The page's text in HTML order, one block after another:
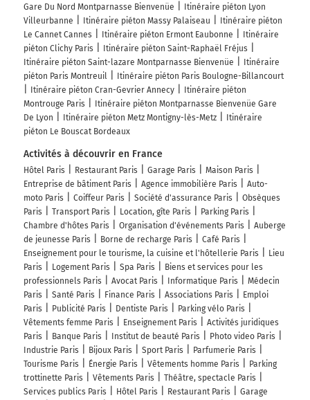
Gare Du Nord Montparnasse Bienvenüe
Itinéraire piéton Lyon
Villeurbanne
Itinéraire piéton Massy Palaiseau
Itinéraire piéton
Le Cannet Cannes
Itinéraire piéton Ermont Eaubonne
Itinéraire
piéton Clichy Paris
Itinéraire piéton Saint-Raphaël Fréjus
Itinéraire piéton Saint-lazare Montparnasse Bienvenüe
Itinéraire
piéton Paris Montreuil
Itinéraire piéton Paris Boulogne-Billancourt
Itinéraire piéton Cran-Gevrier Annecy
Itinéraire piéton
Montrouge Paris
Itinéraire piéton Montparnasse Bienvenüe Gare
De Lyon
Itinéraire piéton Metz Montigny-lès-Metz
Itinéraire
piéton Le Bouscat Bordeaux
Activités à découvrir en France
Hôtel Paris Restaurant Paris Garage Paris
Maison Paris
Entreprise de bâtiment Paris
Agence immobilière Paris
Auto-
moto Paris
Coiffeur Paris Société d'assurance Paris
Obsèques
Paris
Transport Paris Location, gîte Paris
Parking Paris
Chambre d'hôtes Paris
Organisation d'événements Paris
Auberge
de jeunesse Paris
Borne de recharge Paris
Café Paris
Enseignement pour le tourisme, la cuisine et l'hôtellerie Paris
Lieu
Paris
Logement Paris Spa Paris
Biens et services pour les
professionnels Paris
Avocat Paris Informatique Paris
Médecin
Paris
Santé Paris Finance Paris Associations Paris
Emploi
Paris
Publicité Paris Dentiste Paris
Parking vélo Paris
Vêtements femme Paris
Enseignement Paris
Activités juridiques
Paris
Banque Paris Institut de beauté Paris
Photo video Paris
Industrie Paris
Bijoux Paris Sport Paris
Parfumerie Paris
Tourisme Paris
Énergie Paris Vêtements homme Paris
Parking
trottinette Paris
Vêtements Paris
Théâtre, spectacle Paris
Services publics Paris
Hôtel Paris Restaurant Paris
Garage